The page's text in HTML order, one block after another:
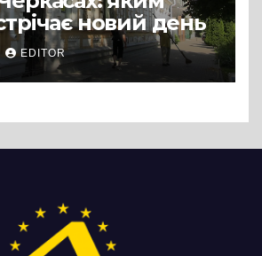
новий день
EDITOR